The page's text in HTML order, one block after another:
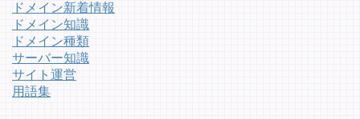
ドメイン新着情報
ドメイン知識
ドメイン種類
サーバー知識
サイト運営
用語集